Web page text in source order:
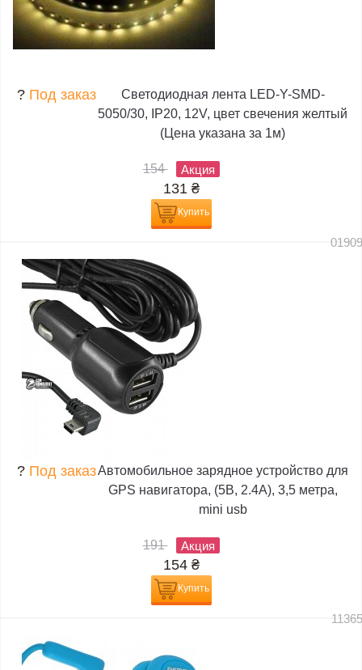
? Под заказ
Светодиодная лента LED-Y-SMD-
5050/30, IP20, 12V, цвет свечения желтый
(Цена указана за 1м)
154 Акция
131 ₴
Купить
? Под заказАвтомобильное зарядное устройство для
GPS навигатора, (5В, 2.4А), 3,5 метра,
mini usb
191 Акция
154 ₴
Купить